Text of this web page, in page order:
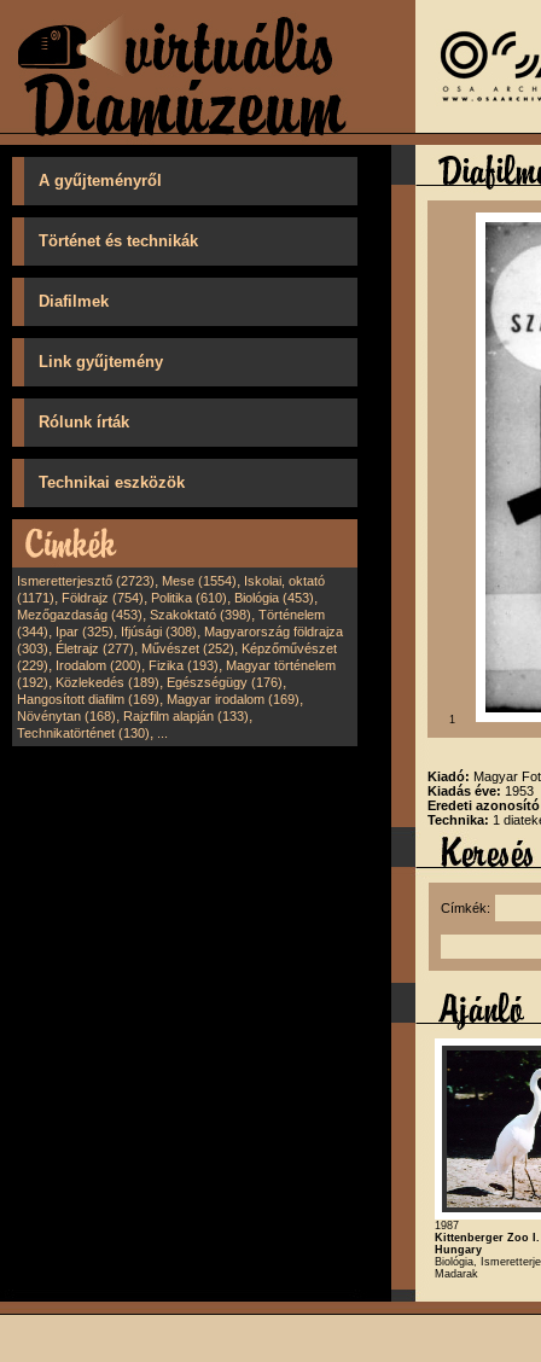
A gyűjteményről
Történet és technikák
Diafilmek
Link gyűjtemény
Rólunk írták
Technikai eszközök
Ismeretterjesztő (2723), Mese (1554), Iskolai, oktató
(1171), Földrajz (754), Politika (610), Biológia (453),
Mezőgazdaság (453), Szakoktató (398), Történelem
(344), Ipar (325), Ifjúsági (308), Magyarország földrajza
(303), Életrajz (277), Művészet (252), Képzőművészet
(229), Irodalom (200), Fizika (193), Magyar történelem
(192), Közlekedés (189), Egészségügy (176),
Hangosított diafilm (169), Magyar irodalom (169),
Növénytan (168), Rajzfilm alapján (133),
Technikatörténet (130),
1
Kiadó: Magyar
Kiadás éve: 1953
Eredeti
Technika: 1
Címkék:
1987
Kittenberger Zoo I.
Hungary
Biológia,
Madarak